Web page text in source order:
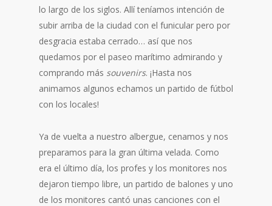
lo largo de los siglos. Allí teníamos intención de
subir arriba de la ciudad con el funicular pero por
desgracia estaba cerrado… así que nos
quedamos por el paseo marítimo admirando y
comprando más souvenirs. ¡Hasta nos
animamos algunos echamos un partido de fútbol
con los locales!
Ya de vuelta a nuestro albergue, cenamos y nos
preparamos para la gran última velada. Como
era el último día, los profes y los monitores nos
dejaron tiempo libre, un partido de balones y uno
de los monitores cantó unas canciones con el